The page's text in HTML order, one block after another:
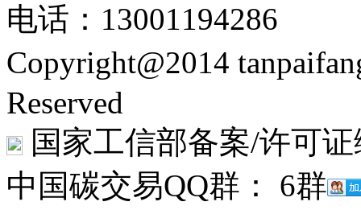
电话：13001194286
Copyright@2014
Reserved
国家工信部备案/许可
中国碳交易QQ群： 6群